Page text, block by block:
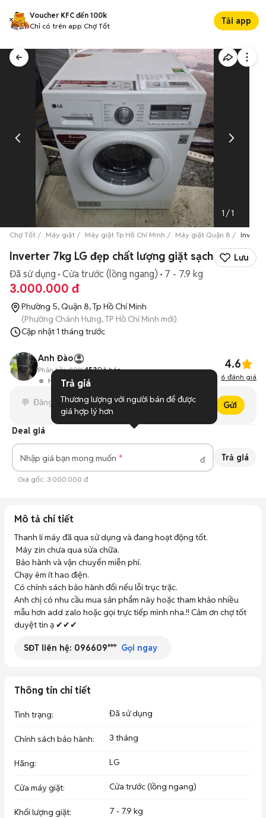
Voucher KFC đến 100k
Chỉ có trên app Chợ Tốt
Tải app
1 /1
Chợ Tốt Máy giặt Máy giặt Tp Hồ Chí Minh Máy giặt Quận 8
Inverter 7kg LG đẹp chất lượng giặt sạch Lưu
Đã sử dụng Cửa trước (lồng ngang) 7 - 7.9 kg
3.000.000 đ
Phường 5, Quận 8, Tp Hồ Chí Minh
(Phường Chánh Hưng, TP Hồ Chí Minh mới)
Cập nhật1 tháng trước
Anh Đào
Hoạt động 6 giờ trước
Phản hồi: 82%453Đã bán 4.6
6 đánh giá
Gửi
Deal giá
Nhập giá bạn mong muốn đ Trả giá
Giá gốc: 3.000.000 đ
Mô tả chi tiết
Thanh lí máy đã qua sử dụng và đang hoạt động tốt.
Chạy êm ít hao điện.
Có chính sách bảo hành đổi nếu lỗi trục trặc.
Anh chị có nhu cầu mua sản phẩm này hoặc tham khảo nhiều
mẫu hơn add zalo hoặc gọi trực tiếp mình nha.!! Cảm ơn chợ tốt
duyệt tin ạ ✔✔✔
SĐT liên hệ: 096609*** Gọi ngay
Thông tin chi tiết
Tình trạng: Đã sử dụng
Chính sách bảo hành: 3 tháng
Hãng: LG
Cửa máy giặt: Cửa trước (lồng ngang)
Khối lượng giặt: 7 - 7.9 kg
Trả giá
Thương lượng với người bán để được
giá hợp lý hơn